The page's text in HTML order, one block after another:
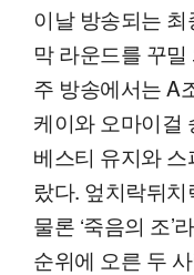
이날 방송되는
막 라운드를 꾸
주 방송에서는 A
케이와 오마이걸
베스티 유지와
랐다. 엎치락뒤
물론 ‘죽음의 조’
순위에 오른 두